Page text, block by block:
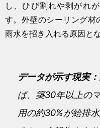
し、ひび割れや剥がれ
す。外壁のシーリング材
雨水を招き入れる原因と
データが示す現実：
ば、築30年以上の
用の約30%が給排